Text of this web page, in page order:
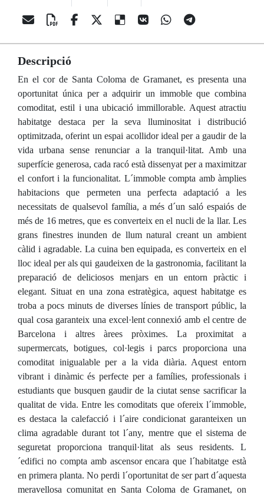
Descripció
En el cor de Santa Coloma de Gramanet, es presenta una
oportunitat única per a adquirir un immoble que combina
comoditat, estil i una ubicació immillorable. Aquest atractiu
habitatge destaca per la seva lluminositat i distribució
optimitzada, oferint un espai acollidor ideal per a gaudir de la
vida urbana sense renunciar a la tranquil·litat. Amb una
superfície generosa, cada racó està dissenyat per a maximitzar
el confort i la funcionalitat. L´immoble compta amb àmplies
habitacions que permeten una perfecta adaptació a les
necessitats de qualsevol família, a més d´un saló espaiós de
més de 16 metres, que es converteix en el nucli de la llar. Les
grans finestres inunden de llum natural creant un ambient
càlid i agradable. La cuina ben equipada, es converteix en el
lloc ideal per als qui gaudeixen de la gastronomia, facilitant la
preparació de deliciosos menjars en un entorn pràctic i
elegant. Situat en una zona estratègica, aquest habitatge es
troba a pocs minuts de diverses línies de transport públic, la
qual cosa garanteix una excel·lent connexió amb el centre de
Barcelona i altres àrees pròximes. La proximitat a
supermercats, botigues, col·legis i parcs proporciona una
comoditat inigualable per a la vida diària. Aquest entorn
vibrant i dinàmic és perfecte per a famílies, professionals i
estudiants que busquen gaudir de la ciutat sense sacrificar la
qualitat de vida. Entre les comoditats que ofereix l´immoble,
es destaca la calefacció i l´aire condicionat garanteixen un
clima agradable durant tot l´any, mentre que el sistema de
seguretat proporciona tranquil·litat als seus residents. L
´edifici no compta amb ascensor encara que l´habitatge està
en primera planta. No perdi l´oportunitat de ser part d´aquesta
meravellosa comunitat en Santa Coloma de Gramanet, on